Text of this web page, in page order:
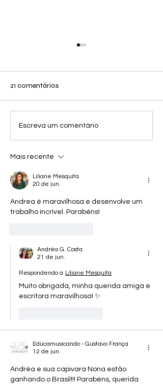
Tem receita pra samba?
21 comentários
Escreva um comentário
Mais recente
Liliane Mesquita
20 de jun.
Andrea é maravilhosa e desenvolve um
trabalho incrível. Parabéns!
Andréa G. Costa
21 de jun.
Respondendo a Liliane Mesquita
Muito obrigada, minha querida amiga e
escritora maravilhosa! ✨️
Educamusicando - Gustavo França
12 de jun.
Andréa e sua capivara Nona estão
ganhando o Brasil!!! Parabéns, querida